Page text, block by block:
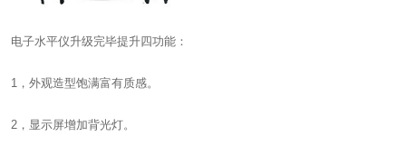
电子水平仪升级完毕提升四功能：
1，外观造型饱满富有质感。
2，显示屏增加背光灯。